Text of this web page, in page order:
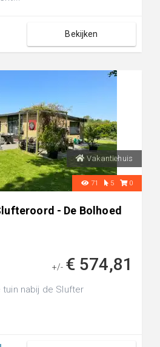
Bekijken
Vakantiehuis
71 5 0
- De Bolhoed
+/- € 574,81
nabij de Slufter